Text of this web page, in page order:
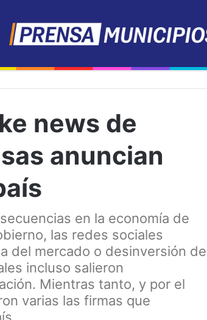
news de
anuncian
en la economía de
las redes sociales
del mercado o desinversión de
incluso salieron
Mientras tanto, y por el
varias las firmas que